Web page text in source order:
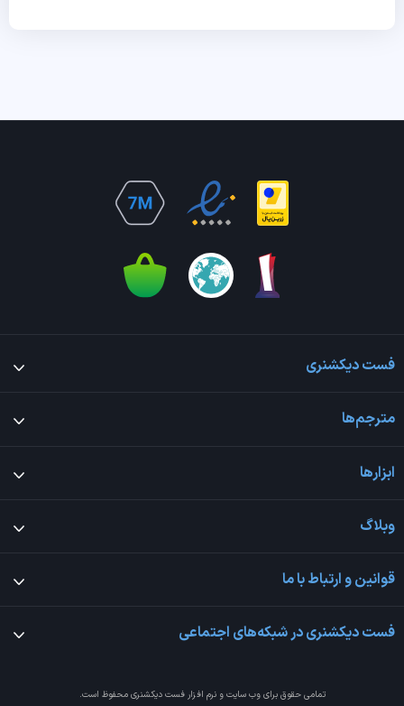
فست دیکشنری
مترجم‌ها
ابزارها
وبلاگ
قوانین و ارتباط با ما
فست دیکشنری در شبکه‌های اجتماعی
تمامی حقوق برای وب سایت و نرم افزارفست دیکشنری محفوظ است.